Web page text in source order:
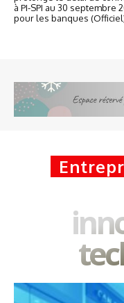
à PI-SPI au 30 septembre
pour les banques